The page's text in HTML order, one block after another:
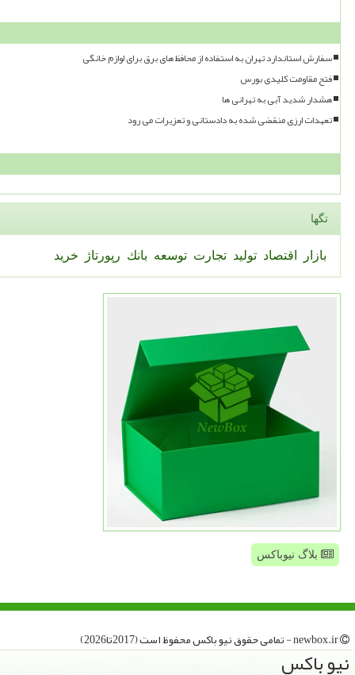
سفارش استاندارد تهران به استفاده از محافظ های برق برای لوازم خانگی
فتح مقاومت کلیدی بورس
هشدار شدید آبی به تهرانی ها
تعهدات ارزی منقضی شده به دادستانی و تعزیرات می رود
تگها
بازار اقتصاد تولید تجارت توسعه بانك رپورتاژ خرید
بلاگ نیوباکس
نیو باكس